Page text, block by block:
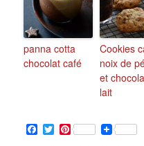
panna cotta
chocolat café
Cookies
noix de
et
lait
Facebook
TwitterPinterest